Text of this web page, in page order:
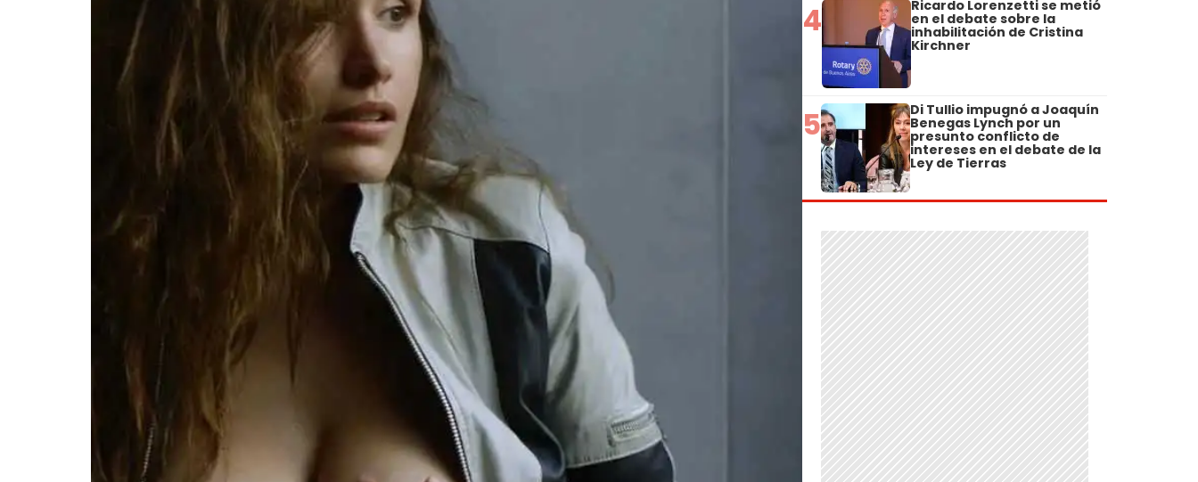
4 Ricardo Lorenzetti se metió
en el debate sobre la
inhabilitación de Cristina
Kirchner
5 Di Tullio impugnó a Joaquín
Benegas Lynch por un
presunto conflicto de
intereses en el debate de la
Ley de Tierras